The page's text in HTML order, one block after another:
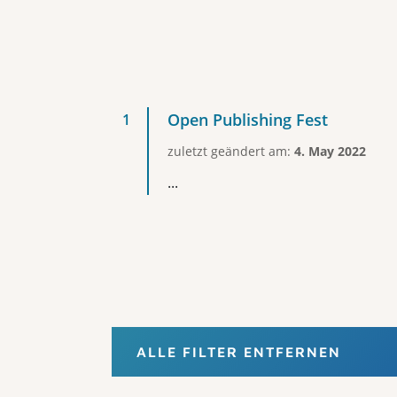
Open Publishing Fest
zuletzt geändert am: 4. May 2022
...
ALLE FILTER ENTFERNEN